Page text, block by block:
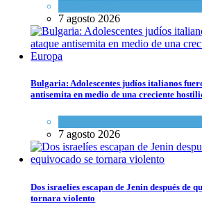
7 agosto 2026
Bulgaria: Adolescentes judíos italianos
antisemita en medio de una creciente
7 agosto 2026
Dos israelíes escapan de Jenin después de
tornara violento